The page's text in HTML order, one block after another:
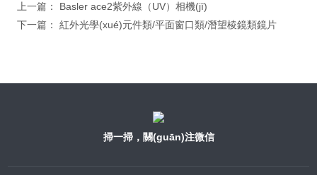
上一篇： Basler ace2紫外線（UV）相機(jī)
下一篇： 紅外光學(xué)元件類/平面窗口類/潛望棱鏡類鏡片
掃一掃，關(guān)注微信